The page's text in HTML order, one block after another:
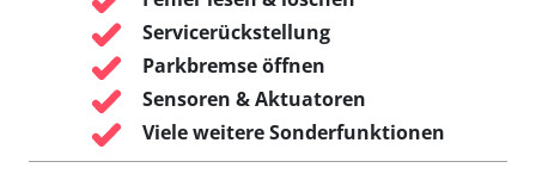
Servicerückstellung
Parkbremse öffnen
Sensoren & Aktuatoren
Viele weitere Sonderfunktionen